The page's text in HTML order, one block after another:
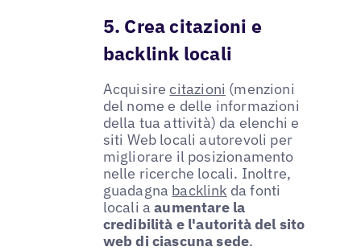
5. Crea citazioni e
backlink locali
Acquisirecitazioni (menzioni
del nome e delle informazioni
della tua attività) da elenchi e
siti Web locali autorevoli per
migliorare il posizionamento
nelle ricerche locali. Inoltre,
guadagna backlink da fonti
locali aaumentare la
credibilità e l'autorità del sito
web di ciascuna sede.